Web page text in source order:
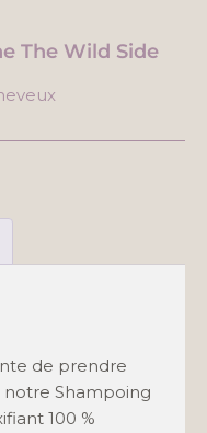
The Wild Side
de prendre
Shampoing
100 %